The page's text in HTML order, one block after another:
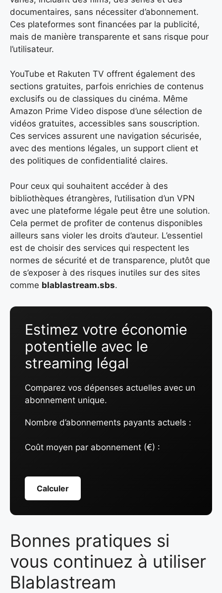
documentaires, sans nécessiter d’abonnement.
Ces plateformes sont financées par la publicité,
mais de manière transparente et sans risque pour
l’utilisateur.
YouTube et Rakuten TV offrent également des
sections gratuites, parfois enrichies de contenus
exclusifs ou de classiques du cinéma. Même
Amazon Prime Video dispose d’une sélection de
vidéos gratuites, accessibles sans souscription.
Ces services assurent une navigation sécurisée,
avec des mentions légales, un support client et
des politiques de confidentialité claires.
Pour ceux qui souhaitent accéder à des
bibliothèques étrangères, l’utilisation d’un VPN
avec une plateforme légale peut être une solution.
Cela permet de profiter de contenus disponibles
ailleurs sans violer les droits d’auteur. L’essentiel
est de choisir des services qui respectent les
normes de sécurité et de transparence, plutôt que
de s’exposer à des risques inutiles sur des sites
comme blablastream.sbs.
Estimez votre économie
potentielle avec le
streaming légal
Comparez vos dépenses actuelles avec un
abonnement unique.
Nombre d’abonnements payants actuels :
Coût moyen par abonnement (€) :
Calculer
Bonnes pratiques si
vous continuez à utiliser
Blablastream